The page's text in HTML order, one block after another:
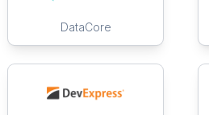
DataCore